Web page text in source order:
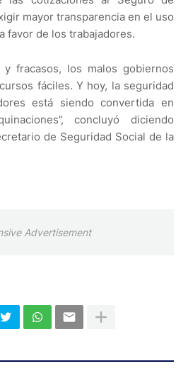
mayor transparencia en el uso
favor de los trabajadores.
fracasos, los malos gobiernos
fáciles. Y hoy, la seguridad
está siendo convertida en
concluyó diciendo
de Seguridad Social de la
Advertisement